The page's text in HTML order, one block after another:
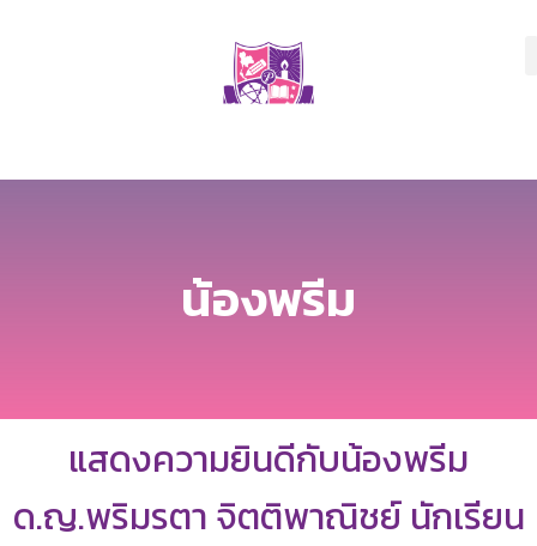
น้องพรีม
แสดงความยินดีกับน้องพรีม
ด.ญ.พริมรตา จิตติพาณิชย์ นักเรียน